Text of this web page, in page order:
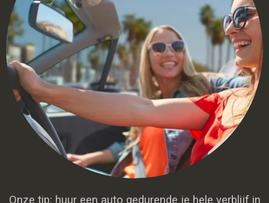
Onze tip: huur een auto gedurende je hele verblijf in